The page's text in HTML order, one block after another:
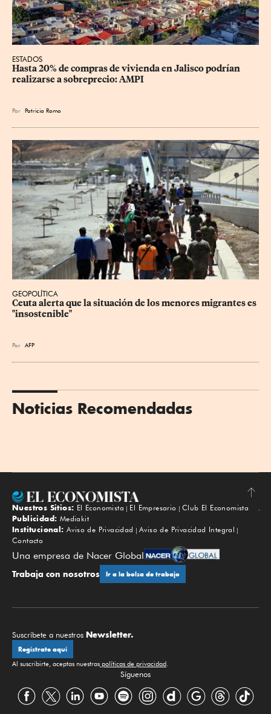
ESTADOS
Hasta 20% de compras de vivienda en Jalisco podrían
realizarse a sobreprecio: AMPI
Por Patricia Romo
GEOPOLÍTICA
Ceuta alerta que la situación de los menores migrantes es
"insostenible"
Por AFP
Noticias Recomendadas
Subir
Nuestros Sitios: El Economista El Empresario
Club El Economista
Publicidad: Mediakit
Institucional: Aviso de Privacidad
Aviso de Privacidad Integral
Contacto
Una empresa de Nacer Global
Trabaja con nosotros Ir a la bolsa de trabajo
Suscríbete a nuestros Newsletter.
Regístrate aquí
Al suscribirte, aceptas nuestras políticas de privacidad.
Síguenos